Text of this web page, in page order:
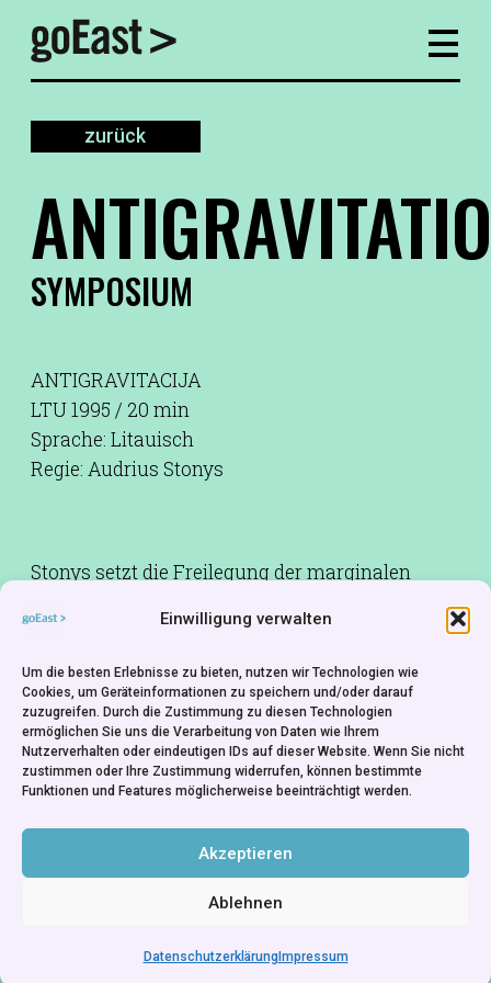
Einwilligung verwalten
Um die besten Erlebnisse zu bieten, nutzen wir Technologien wie
Cookies, um Geräteinformationen zu speichern und/oder darauf
zuzugreifen. Durch die Zustimmung zu diesen Technologien
ermöglichen Sie uns die Verarbeitung von Daten wie Ihrem
Nutzerverhalten oder eindeutigen IDs auf dieser Website. Wenn Sie nicht
zustimmen oder Ihre Zustimmung widerrufen, können bestimmte
Funktionen und Features möglicherweise beeinträchtigt werden.
Akzeptieren
Ablehnen
DatenschutzerklärungImpressum
zurück
SYMPOSIUM
ANTIGRAVITACIJA
LTU 1995 / 20 min
Sprache: Litauisch
Regie: Audrius Stonys
Stonys setzt die Freilegung der marginalen
Erfahrungen des Menschen fort, EARTH OF THE
BLIND sah das Unsichtbare, hier werden die
Gesetze der Schwerkraft gebrochen. Göttlich die
Perspektive: Welt, vom Himmelszelt gesehen.
Kamera:Jonas Gricius
Schnitt:Danutė Cicėnaitė
NGO Meno avilys